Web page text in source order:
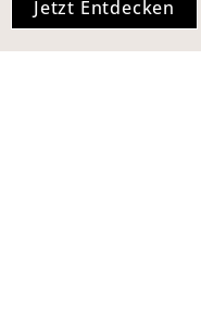
Jetzt Entdecken